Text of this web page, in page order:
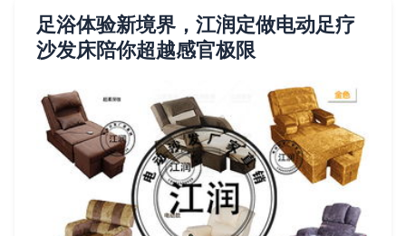
足浴体验新境界，江润定做电动足疗
沙发床陪你超越感官极限